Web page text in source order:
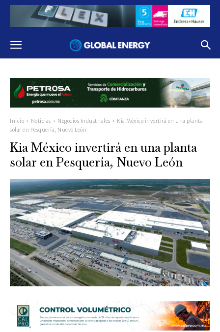
Inicio Noticias Negocios Industriales
Kia México invertirá en una planta
solar en Pesquería, Nuevo León
Kia México invertirá en una planta
solar en Pesquería, Nuevo León